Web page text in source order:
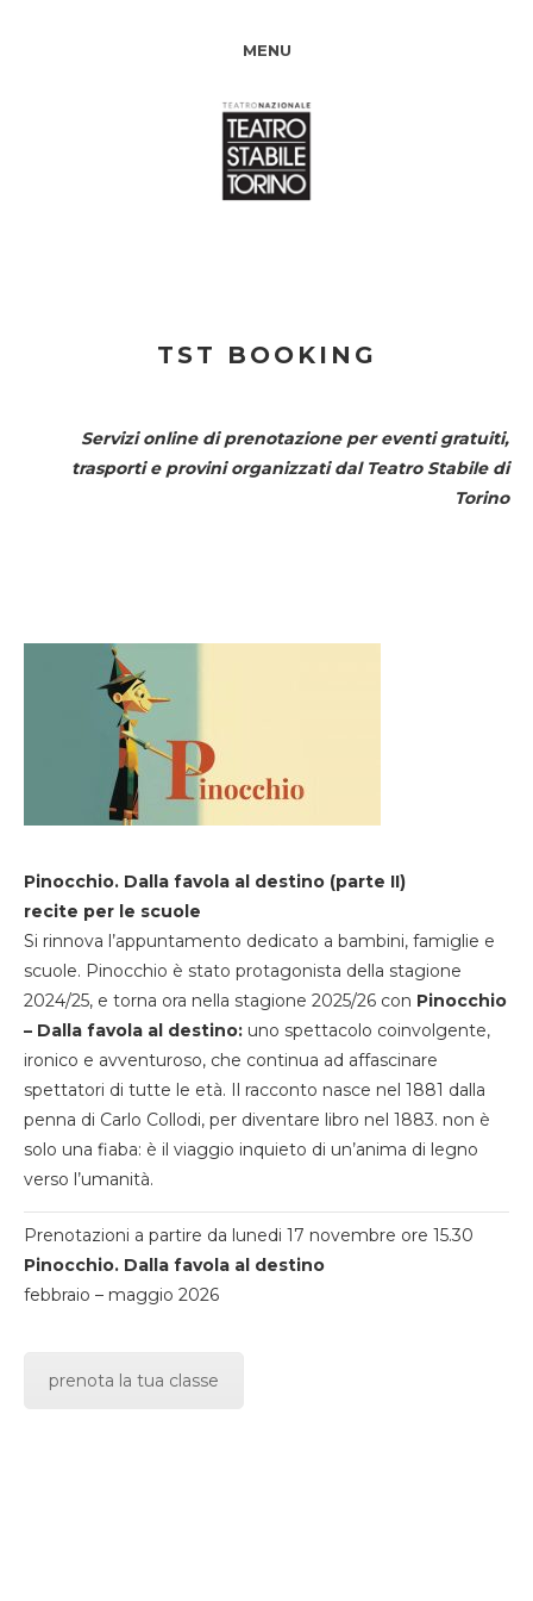
MENU
TST BOOKING
Servizi online di prenotazione per eventi gratuiti,
trasporti e provini organizzati dal Teatro Stabile di
Torino
Pinocchio. Dalla favola al destino (parte II)
recite per le scuole
Si rinnova l’appuntamento dedicato a bambini, famiglie e
scuole. Pinocchio è stato protagonista della stagione
2024/25, e torna ora nella stagione 2025/26 con Pinocchio
– Dalla favola al destino: uno spettacolo coinvolgente,
ironico e avventuroso, che continua ad affascinare
spettatori di tutte le età. Il racconto nasce nel 1881 dalla
penna di Carlo Collodi, per diventare libro nel 1883. non è
solo una fiaba: è il viaggio inquieto di un’anima di legno
verso l’umanità.
Prenotazioni a partire da lunedi 17 novembre ore 15.30
Pinocchio. Dalla favola al destino
febbraio – maggio 2026
prenota la tua classe